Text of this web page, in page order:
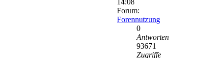
14:08
Forum:
Forennutzung
0
Antworten
93671
Zugriffe